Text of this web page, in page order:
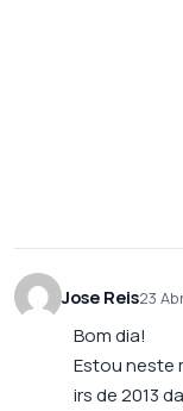
Jose Reis23
Bom dia!
Estou neste
irs de 2013